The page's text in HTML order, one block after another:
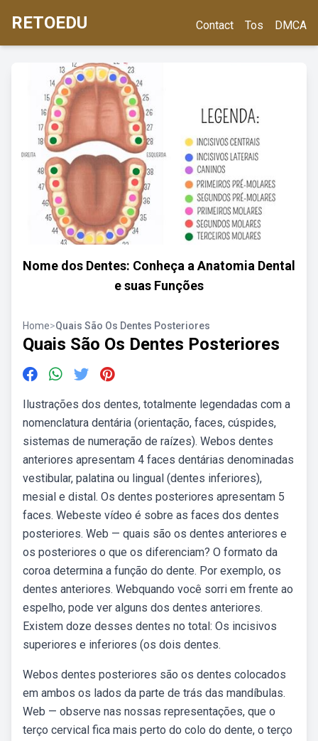
RETOEDU Contact Tos DMCA
Nome dos Dentes: Conheça a Anatomia Dental
e suas Funções
Home>Quais São Os Dentes Posteriores
Quais São Os Dentes Posteriores
Ilustrações dos dentes, totalmente legendadas com a
nomenclatura dentária (orientação, faces, cúspides,
sistemas de numeração de raízes). Webos dentes
anteriores apresentam 4 faces dentárias denominadas
vestibular, palatina ou lingual (dentes inferiores),
mesial e distal. Os dentes posteriores apresentam 5
faces. Webeste vídeo é sobre as faces dos dentes
posteriores. Web — quais são os dentes anteriores e
os posteriores o que os diferenciam? O formato da
coroa determina a função do dente. Por exemplo, os
dentes anteriores. Webquando você sorri em frente ao
espelho, pode ver alguns dos dentes anteriores.
Existem doze desses dentes no total: Os incisivos
superiores e inferiores (os dois dentes.
Webos dentes posteriores são os dentes colocados
em ambos os lados da parte de trás das mandíbulas.
Web — observe nas nossas representações, que o
terço cervical fica mais perto do colo do dente, o terço